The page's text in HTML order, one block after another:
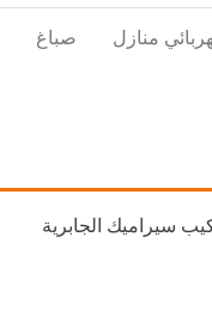
صباغ منازل
سيراميك الجابرية